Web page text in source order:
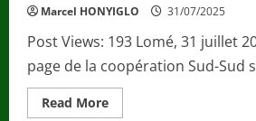
Marcel HONYIGLO 31/07/2025
Post Views: 193 Lomé, 31 juillet
page de la coopération Sud-Sud
Read MoreRead
more